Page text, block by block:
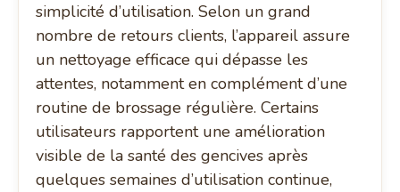
simplicité d’utilisation. Selon un grand
nombre de retours clients, l’appareil assure
un nettoyage efficace qui dépasse les
attentes, notamment en complément d’une
routine de brossage régulière. Certains
utilisateurs rapportent une amélioration
visible de la santé des gencives après
quelques semaines d’utilisation continue,